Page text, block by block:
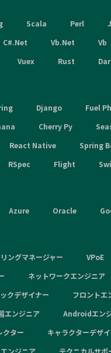
Scala Perl
C#.Net Vb.Net Vb
Vuex Rust
Django Fuel
Cherry Py
React Native Spring
RSpec Flight
Azure Oracle
ングマネージャー VPoE
ネットワークエンジニア
クデザイナー フロントエ
エンジニア Androidエン
クター キャラクターデザ
ンジニア テクニカルサポ